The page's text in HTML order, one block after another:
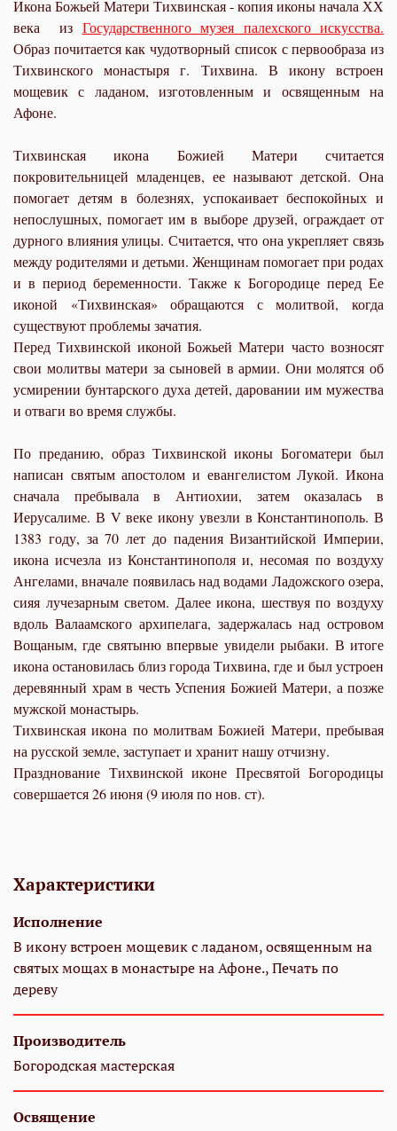
Икона Божьей Матери Тихвинская - копия иконы начала ХХ
века из Государственного музея палехского искусства.
Образ почитается как чудотворный список с первообраза из
Тихвинского монастыря г. Тихвина. В икону встроен
мощевик с ладаном, изготовленным и освященным на
Афоне.
Тихвинская икона Божией Матери считается
покровительницей младенцев, ее называют детской. Она
помогает детям в болезнях, успокаивает беспокойных и
непослушных, помогает им в выборе друзей, ограждает от
дурного влияния улицы. Считается, что она укрепляет связь
между родителями и детьми. Женщинам помогает при родах
и в период беременности. Также к Богородице перед Ее
иконой «Тихвинская» обращаются с молитвой, когда
существуют проблемы зачатия.
Перед Тихвинской иконой Божьей Матери часто возносят
свои молитвы матери за сыновей в армии. Они молятся об
усмирении бунтарского духа детей, даровании им мужества
и отваги во время службы.
По преданию, образ Тихвинской иконы Богоматери был
написан святым апостолом и евангелистом Лукой. Икона
сначала пребывала в Антиохии, затем оказалась в
Иерусалиме. В V веке икону увезли в Константинополь. В
1383 году, за 70 лет до падения Византийской Империи,
икона исчезла из Константинополя и, несомая по воздуху
Ангелами, вначале появилась над водами Ладожского озера,
сияя лучезарным светом. Далее икона, шествуя по воздуху
вдоль Валаамского архипелага, задержалась над островом
Вощаным, где святыню впервые увидели рыбаки. В итоге
икона остановилась близ города Тихвина, где и был устроен
деревянный храм в честь Успения Божией Матери, а позже
мужской монастырь.
Тихвинская икона по молитвам Божией Матери, пребывая
на русской земле, заступает и хранит нашу отчизну.
Празднование Тихвинской иконе Пресвятой Богородицы
совершается 26 июня (9 июля по нов. ст).
Характеристики
Исполнение
В икону встроен мощевик с ладаном, освященным на
святых мощах в монастыре на Афоне., Печать по
дереву
Производитель
Богородская мастерская
Освящение